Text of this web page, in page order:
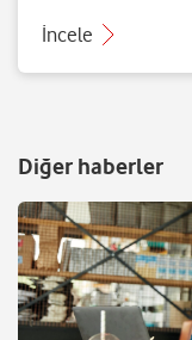
İncele
Diğer haberler